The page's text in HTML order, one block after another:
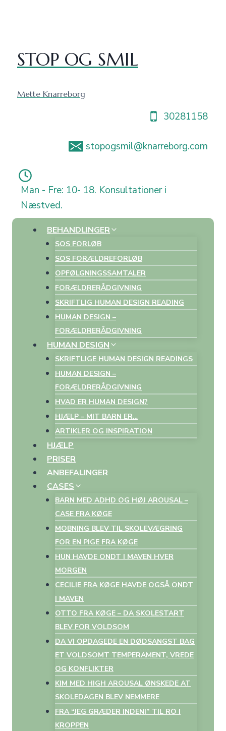
STOP OG SMIL
Mette Knarreborg
30281158
stopogsmil@knarreborg.com
Man - Fre: 10- 18. Konsultationer i
Næstved.
BEHANDLINGER
SOS FORLØB
SOS FORÆLDREFORLØB
OPFØLGNINGSSAMTALER
FORÆLDRERÅDGIVNING
SKRIFTLIG HUMAN DESIGN READING
HUMAN DESIGN –
FORÆLDRERÅDGIVNING
HUMAN DESIGN
SKRIFTLIGE HUMAN DESIGN READINGS
HUMAN DESIGN –
FORÆLDRERÅDGIVNING
HVAD ER HUMAN DESIGN?
HJÆLP – MIT BARN ER…
ARTIKLER OG INSPIRATION
HJÆLP
PRISER
ANBEFALINGER
CASES
BARN MED ADHD OG HØJ AROUSAL –
CASE FRA KØGE
MOBNING BLEV TIL SKOLEVÆGRING
FOR EN PIGE FRA KØGE
HUN HAVDE ONDT I MAVEN HVER
MORGEN
CECILIE FRA KØGE HAVDE OGSÅ ONDT
I MAVEN
OTTO FRA KØGE – DA SKOLESTART
BLEV FOR VOLDSOM
DA VI OPDAGEDE EN DØDSANGST BAG
ET VOLDSOMT TEMPERAMENT, VREDE
OG KONFLIKTER
KIM MED HIGH AROUSAL ØNSKEDE AT
SKOLEDAGEN BLEV NEMMERE
FRA “JEG GRÆDER INDENI” TIL RO I
KROPPEN